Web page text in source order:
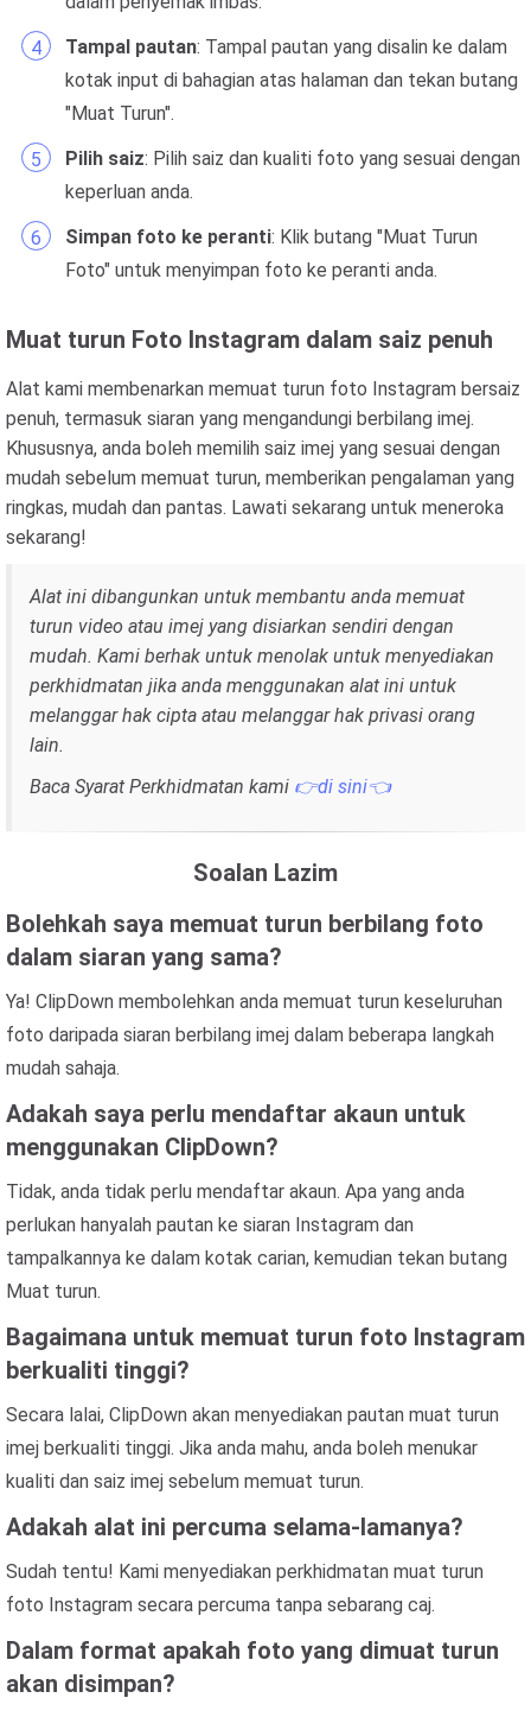
Tampal pautan: Tampal pautan yang disalin ke dalam
kotak input di bahagian atas halaman dan tekan butang
"Muat Turun".
Pilih saiz: Pilih saiz dan kualiti foto yang sesuai dengan
keperluan anda.
Simpan foto ke peranti: Klik butang "Muat Turun
Foto" untuk menyimpan foto ke peranti anda.
Muat turun Foto Instagram dalam saiz penuh
Alat kami membenarkan memuat turun foto Instagram bersaiz
penuh, termasuk siaran yang mengandungi berbilang imej.
Khususnya, anda boleh memilih saiz imej yang sesuai dengan
mudah sebelum memuat turun, memberikan pengalaman yang
ringkas, mudah dan pantas. Lawati sekarang untuk meneroka
sekarang!
Alat ini dibangunkan untuk membantu anda memuat
turun video atau imej yang disiarkan sendiri dengan
mudah. Kami berhak untuk menolak untuk menyediakan
perkhidmatan jika anda menggunakan alat ini untuk
melanggar hak cipta atau melanggar hak privasi orang
lain.
Baca Syarat Perkhidmatan kami 👉di sini👈
Soalan Lazim
Bolehkah saya memuat turun berbilang foto
dalam siaran yang sama?
Ya! ClipDown membolehkan anda memuat turun keseluruhan
foto daripada siaran berbilang imej dalam beberapa langkah
mudah sahaja.
Adakah saya perlu mendaftar akaun untuk
menggunakan ClipDown?
Tidak, anda tidak perlu mendaftar akaun. Apa yang anda
perlukan hanyalah pautan ke siaran Instagram dan
tampalkannya ke dalam kotak carian, kemudian tekan butang
Muat turun.
Bagaimana untuk memuat turun foto Instagram
berkualiti tinggi?
Secara lalai, ClipDown akan menyediakan pautan muat turun
imej berkualiti tinggi. Jika anda mahu, anda boleh menukar
kualiti dan saiz imej sebelum memuat turun.
Adakah alat ini percuma selama-lamanya?
Sudah tentu! Kami menyediakan perkhidmatan muat turun
foto Instagram secara percuma tanpa sebarang caj.
Dalam format apakah foto yang dimuat turun
akan disimpan?